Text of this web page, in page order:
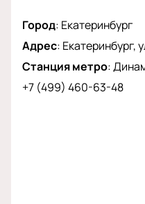
Город: Екатеринбург
Адрес: Екатеринбург,
Станция метро:
+7 (499) 460-63-48